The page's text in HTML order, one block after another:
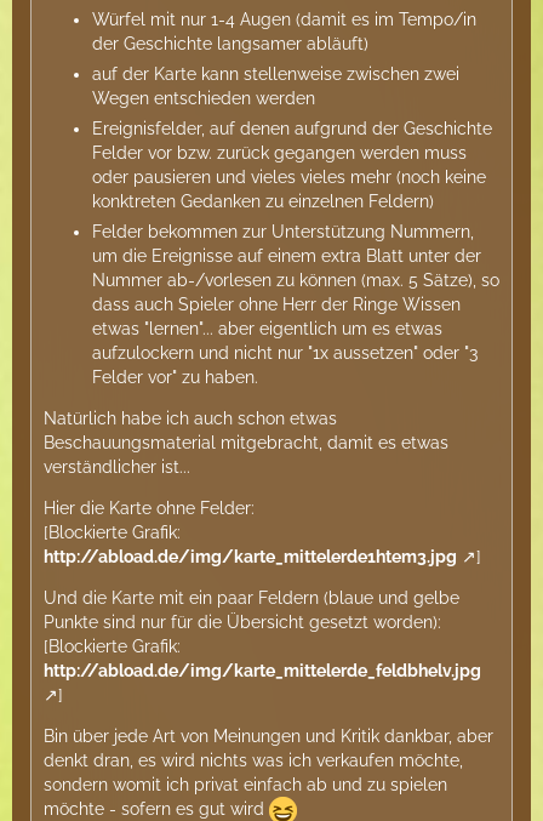
Würfel mit nur 1-4 Augen (damit es im Tempo/in
der Geschichte langsamer abläuft)
auf der Karte kann stellenweise zwischen zwei
Wegen entschieden werden
Ereignisfelder, auf denen aufgrund der Geschichte
Felder vor bzw. zurück gegangen werden muss
oder pausieren und vieles vieles mehr (noch keine
konktreten Gedanken zu einzelnen Feldern)
Felder bekommen zur Unterstützung Nummern,
um die Ereignisse auf einem extra Blatt unter der
Nummer ab-/vorlesen zu können (max. 5 Sätze), so
dass auch Spieler ohne Herr der Ringe Wissen
etwas "lernen"... aber eigentlich um es etwas
aufzulockern und nicht nur "1x aussetzen" oder "3
Felder vor" zu haben.
Natürlich habe ich auch schon etwas
Beschauungsmaterial mitgebracht, damit es etwas
verständlicher ist...
Hier die Karte ohne Felder:
[Blockierte Grafik:
http://abload.de/img/karte_mittelerde1htem3.jpg
]
Und die Karte mit ein paar Feldern (blaue und gelbe
Punkte sind nur für die Übersicht gesetzt worden):
[Blockierte Grafik:
http://abload.de/img/karte_mittelerde_feldbhelv.jpg
]
Bin über jede Art von Meinungen und Kritik dankbar, aber
denkt dran, es wird nichts was ich verkaufen möchte,
sondern womit ich privat einfach ab und zu spielen
möchte - sofern es gut wird